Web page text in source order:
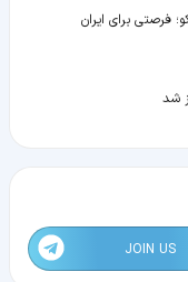
فرصتی برای ایران
JOIN US